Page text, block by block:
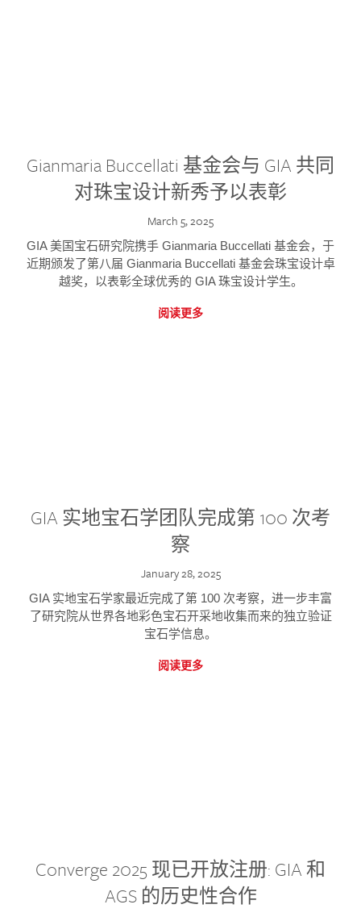
Gianmaria Buccellati 基金会与 GIA 共同
对珠宝设计新秀予以表彰
March 5, 2025
GIA 美国宝石研究院携手 Gianmaria Buccellati 基金会，于
近期颁发了第八届 Gianmaria Buccellati 基金会珠宝设计卓
越奖，以表彰全球优秀的 GIA 珠宝设计学生。
阅读更多
GIA 实地宝石学团队完成第 100 次考
察
January 28, 2025
GIA 实地宝石学家最近完成了第 100 次考察，进一步丰富
了研究院从世界各地彩色宝石开采地收集而来的独立验证
宝石学信息。
阅读更多
Converge 2025 现已开放注册: GIA 和
AGS 的历史性合作